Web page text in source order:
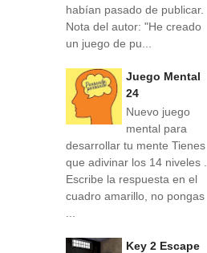
habían pasado de publicar.
Nota del autor: "He creado
un juego de pu...
Juego Mental
24
Nuevo juego
mental para
desarrollar tu mente Tienes
que adivinar los 14 niveles .
Escribe la respuesta en el
cuadro amarillo, no pongas
...
Key 2 Escape